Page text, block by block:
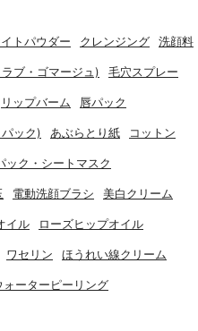
トパウダー クレンジング 洗顔料
ブ・ゴマージュ) 毛穴スプレー
リップバーム 唇パック
ック) あぶらとり紙 コットン
ック・シートマスク
電動洗顔ブラシ 美白クリーム
イル ローズヒップオイル
ワセリン ほうれい線クリーム
ォーターピーリング